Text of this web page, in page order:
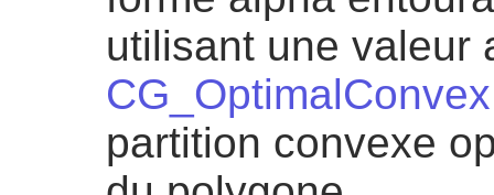
utilisant une valeur
partition convexe